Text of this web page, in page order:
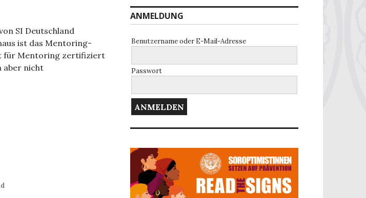
SI Deutschland
ist das Mentoring-
für Mentoring zertifiziert
aber nicht
ANMELDUNG
Benutzername oder E-Mail-Adresse
Passwort